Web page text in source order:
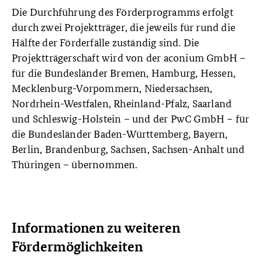
Die Durchführung des Förderprogramms erfolgt
durch zwei Projektträger, die jeweils für rund die
Hälfte der Förderfälle zuständig sind. Die
Projektträgerschaft wird von der aconium GmbH –
für die Bundesländer Bremen, Hamburg, Hessen,
Mecklenburg-Vorpommern, Niedersachsen,
Nordrhein-Westfalen, Rheinland-Pfalz, Saarland
und Schleswig-Holstein – und der PwC GmbH – für
die Bundesländer Baden-Württemberg, Bayern,
Berlin, Brandenburg, Sachsen, Sachsen-Anhalt und
Thüringen – übernommen.
Informationen zu weiteren
Fördermöglichkeiten